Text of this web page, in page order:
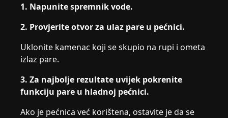
1. Napunite spremnik vode.
2. Provjerite otvor za ulaz pare u pećnici.
Uklonite kamenac koji se skupio na rupi i ometa
izlaz pare.
3. Za najbolje rezultate uvijek pokrenite
funkciju pare u hladnoj pećnici.
Ako je pećnica već korištena, ostavite je da se